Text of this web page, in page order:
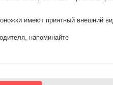
имеют приятный внешний
напоминайте